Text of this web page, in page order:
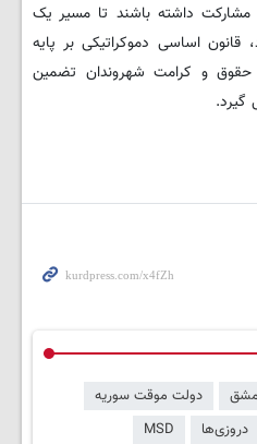
داشته باشند تا مسیر یک
اساسی دموکراتیکی بر پایه
و کرامت شهروندان تضمین
گیرد.
دولت موقت سوریه
دروزی‌ها MSD